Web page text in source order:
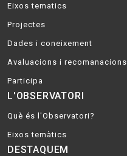
Eixos tematics
Projectes
Dades i coneixement
Avaluacions i recomanacions
Participa
L'OBSERVATORI
Què és l'Observatori?
Eixos temàtics
DESTAQUEM